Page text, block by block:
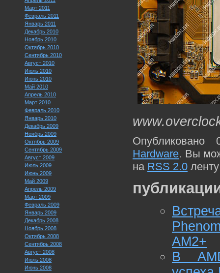
Март 2011
Февраль 2011
Январь 2011
Декабрь 2010
Ноябрь 2010
Октябрь 2010
Сентябрь 2010
Август 2010
Июль 2010
Июнь 2010
Май 2010
Апрель 2010
Март 2010
Февраль 2010
Январь 2010
Декабрь 2009
Ноябрь 2009
Октябрь 2009
Сентябрь 2009
Август 2009
Июль 2009
Июнь 2009
Май 2009
Апрель 2009
Март 2009
Февраль 2009
Январь 2009
Декабрь 2008
Ноябрь 2008
Октябрь 2008
Сентябрь 2008
Август 2008
Июль 2008
Июнь 2008
Hardware. Вы
на RSS 2.0
AM2+
В